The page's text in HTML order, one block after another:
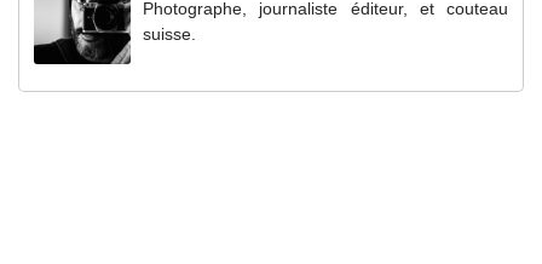
Photographe, journaliste éditeur, et couteau
suisse.